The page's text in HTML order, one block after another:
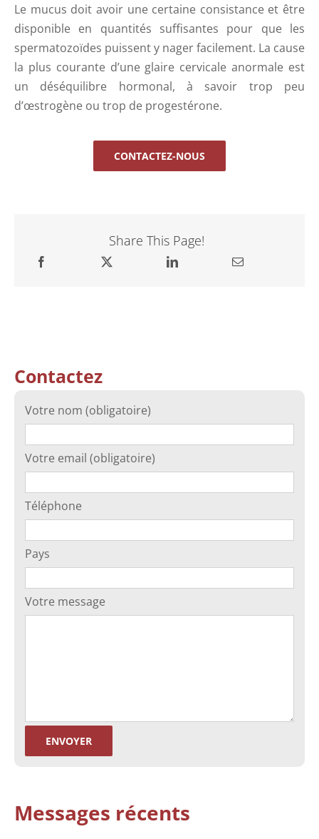
Le mucus doit avoir une certaine consistance et être
disponible en quantités suffisantes pour que les
spermatozoïdes puissent y nager facilement. La cause
la plus courante d’une glaire cervicale anormale est
un déséquilibre hormonal, à savoir trop peu
d’œstrogène ou trop de progestérone.
CONTACTEZ-NOUS
Share This Page!
Contactez
Votre nom (obligatoire)
Votre email (obligatoire)
Téléphone
Pays
Votre message
Messages récents